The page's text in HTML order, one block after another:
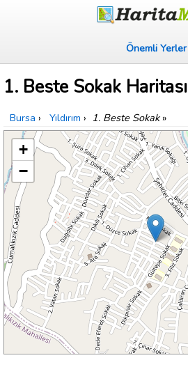
Önemli Yerler
1. Beste Sokak Haritası
Bursa › Yıldırım › 1. Beste Sokak»
+
−